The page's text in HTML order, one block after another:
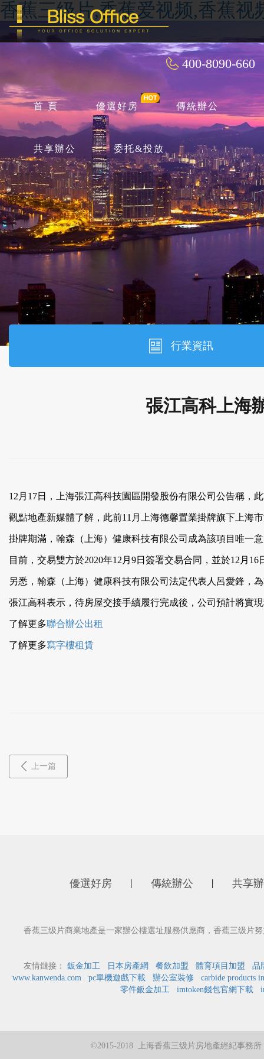
香蕉三级片,香蕉爱视频,香蕉视
400-8090-660
首 頁 優選好房 傳統辦公
共享辦公 委托&投放
行業資訊
張江高科上海
12月17日，上海張江高科技園區開發股份有限公司公告稱
觀點地產新媒體了解，此前11月上海德馨置業掛牌旗下上海市
掛牌期滿，翰森（上海）健康科技有限公司成為該項目唯一意向
目前，交易雙方於2020年12月9日簽署交易合同，並於12月
另悉，翰森（上海）健康科技有限公司法定代表人呂愛鋒，
張江高科表示，待房屋交接手續履行完成後，公司預計將實現
了解更多聯合辦公出租
了解更多寫字樓租賃
上一篇
優選好房 傳統辦公 共享
香蕉三级片商業地產是一家辦公樓選址服務供應商，香蕉三级片努
友情鏈接： 鈑金加工 日本房產網 餐飲加盟 體育項目加盟
品
www.kanwenda.com
pc單機遊戲下載 辦公室裝修
carbide products
零件鈑金加工
imtoken錢包官網下載
©2015-2018 上海香蕉三级片房地產經紀事務